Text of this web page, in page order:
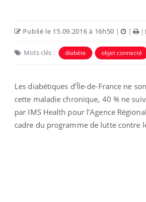
Publié le 15.09.2016 à 16h50 | | |
Mots clés : diabète objet connecté
Les diabétiques d’Île-de-France ne
cette maladie chronique, 40 % ne
par IMS Health pour l’Agence
cadre du programme de lutte contre